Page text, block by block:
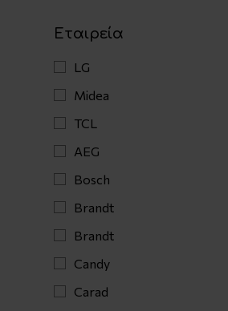
Εταιρεία
LG
Midea
TCL
AEG
Bosch
Brandt
Brandt
Candy
Carad